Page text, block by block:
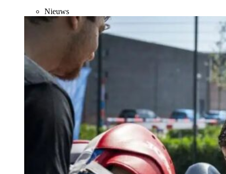
Nieuws